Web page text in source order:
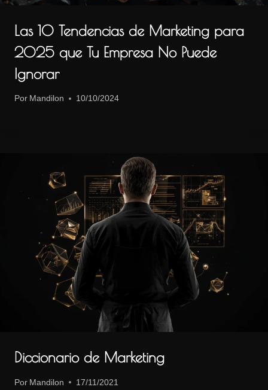
Las 10 Tendencias de Marketing para
2025 que Tu Empresa No Puede
Ignorar
Por Mandilon 10/10/2024
Diccionario de Marketing
Por Mandilon 17/11/2021